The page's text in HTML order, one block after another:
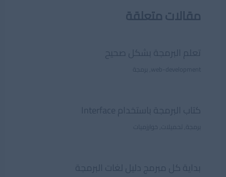
مقالات متعلقة
تعلم البرمجة بشكل صحيح
web-development برمجة
كتاب البرمجة باستخدام Interface
برمجة تحميلات خوارزميات
بداية كل مبرمج دليل لغات البرمجة